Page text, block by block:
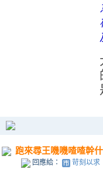
跑來尋王嘰嘰喳喳幹
回應給： 苛刻以求